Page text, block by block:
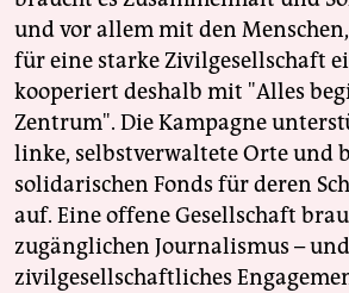
und vor allem mit den
für eine starke Zivilgesellschaft
kooperiert deshalb mit "Alles
Zentrum". Die Kampagne
linke, selbstverwaltete Orte und
solidarischen Fonds für deren
auf. Eine offene Gesellschaft
zugänglichen Journalismus – und
zivilgesellschaftliches